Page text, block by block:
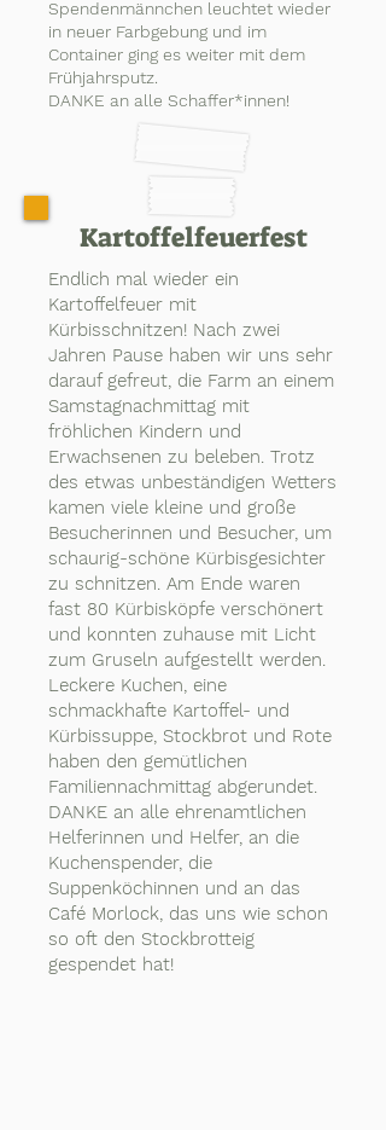
Spendenmännchen leuchtet wieder
in neuer Farbgebung und im
Container ging es weiter mit dem
Frühjahrsputz.
DANKE an alle Schaffer*innen!
Kartoffelfeuerfest
Endlich mal wieder ein
Kartoffelfeuer mit
Kürbisschnitzen! Nach zwei
Jahren Pause haben wir uns sehr
darauf gefreut, die Farm an einem
Samstagnachmittag mit
fröhlichen Kindern und
Erwachsenen zu beleben. Trotz
des etwas unbeständigen Wetters
kamen viele kleine und große
Besucherinnen und Besucher, um
schaurig-schöne Kürbisgesichter
zu schnitzen. Am Ende waren
fast 80 Kürbisköpfe verschönert
und konnten zuhause mit Licht
zum Gruseln aufgestellt werden.
Leckere Kuchen, eine
schmackhafte Kartoffel- und
Kürbissuppe, Stockbrot und Rote
haben den gemütlichen
Familiennachmittag abgerundet.
DANKE an alle ehrenamtlichen
Helferinnen und Helfer, an die
Kuchenspender, die
Suppenköchinnen und an das
Café Morlock, das uns wie schon
so oft den Stockbrotteig
gespendet hat!